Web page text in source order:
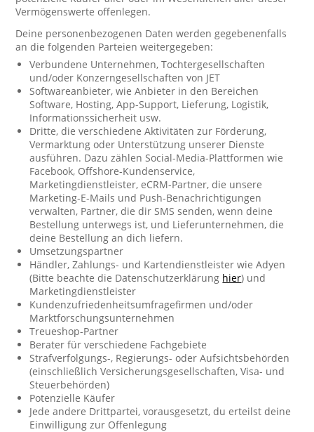
Vermögenswerte offenlegen.
Deine personenbezogenen Daten werden gegebenenfalls
an die folgenden Parteien weitergegeben:
Verbundene Unternehmen, Tochtergesellschaften
und/oder Konzerngesellschaften von JET
Softwareanbieter, wie Anbieter in den Bereichen
Software, Hosting, App-Support, Lieferung, Logistik,
Informationssicherheit usw.
Dritte, die verschiedene Aktivitäten zur Förderung,
Vermarktung oder Unterstützung unserer Dienste
ausführen. Dazu zählen Social-Media-Plattformen wie
Facebook, Offshore-Kundenservice,
Marketingdienstleister, eCRM-Partner, die unsere
Marketing-E-Mails und Push-Benachrichtigungen
verwalten, Partner, die dir SMS senden, wenn deine
Bestellung unterwegs ist, und Lieferunternehmen, die
deine Bestellung an dich liefern.
Umsetzungspartner
Händler, Zahlungs- und Kartendienstleister wie Adyen
(Bitte beachte die Datenschutzerklärung hier) und
Marketingdienstleister
Kundenzufriedenheitsumfragefirmen und/oder
Marktforschungsunternehmen
Treueshop-Partner
Berater für verschiedene Fachgebiete
Strafverfolgungs-, Regierungs- oder Aufsichtsbehörden
(einschließlich Versicherungsgesellschaften, Visa- und
Steuerbehörden)
Potenzielle Käufer
Jede andere Drittpartei, vorausgesetzt, du erteilst deine
Einwilligung zur Offenlegung